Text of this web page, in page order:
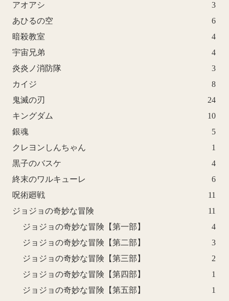
アオアシ
3
あひるの空
6
暗殺教室
4
宇宙兄弟
4
炎炎ノ消防隊
3
カイジ
8
鬼滅の刃
24
キングダム
10
銀魂
5
クレヨンしんちゃん
1
黒子のバスケ
4
終末のワルキューレ
6
呪術廻戦
11
ジョジョの奇妙な冒険
11
ジョジョの奇妙な冒険【第一部】
4
ジョジョの奇妙な冒険【第二部】
3
ジョジョの奇妙な冒険【第三部】
2
ジョジョの奇妙な冒険【第四部】
1
ジョジョの奇妙な冒険【第五部】
1